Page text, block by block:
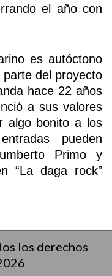
el año con
es autóctono
del proyecto
hace 22 años
a sus valores
algo bonito a los
pueden
Primo y
“La daga rock”
los derechos